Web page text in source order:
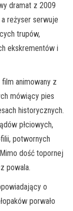
dramat z 2009
reżyser serwuje
trupów,
ekskrementów i
animowany z
mówiący pies
historycznych.
płciowych,
potwornych
dość topornej
powala.
o
porwało